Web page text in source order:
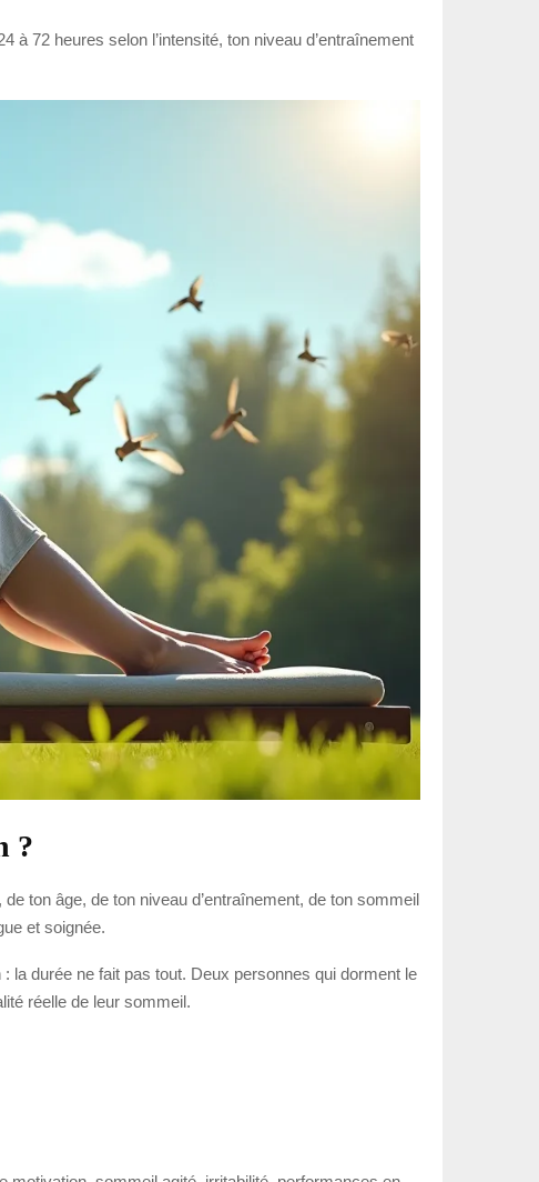
à 72 heures selon l’intensité, ton niveau d’entraînement
?
ton âge, de ton niveau d’entraînement, de ton sommeil
et soignée.
la durée ne fait pas tout. Deux personnes qui dorment le
réelle de leur sommeil.